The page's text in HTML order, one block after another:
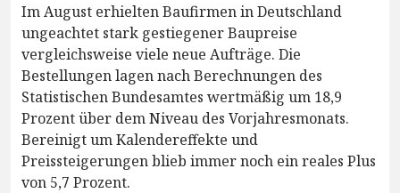
Im August erhielten Baufirmen in Deutschland
ungeachtet stark gestiegener Baupreise
vergleichsweise viele neue Aufträge. Die
Bestellungen lagen nach Berechnungen des
Statistischen Bundesamtes wertmäßig um 18,9
Prozent über dem Niveau des Vorjahresmonats.
Bereinigt um Kalendereffekte und
Preissteigerungen blieb immer noch ein reales Plus
von 5,7 Prozent.